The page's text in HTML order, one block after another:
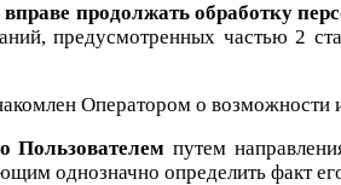
продолжать обработку
предусмотренных частью
Оператором о возможности
Пользователемпутем
однозначно определить факт